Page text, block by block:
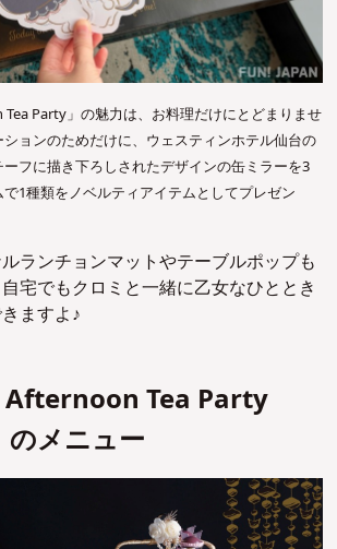
Tea Party」の魅力は、お料理だけにとどまりませ
ョンのためだけに、ウェスティンホテル仙台の
フに描き下ろしされたデザインの缶ミラーを3
1種類をノベルティアイテムとしてプレゼン
ランチョンマットやテーブルポップも
宅でもクロミと一緒に乙女なひととき
ますよ♪
Afternoon Tea Party
メニュー